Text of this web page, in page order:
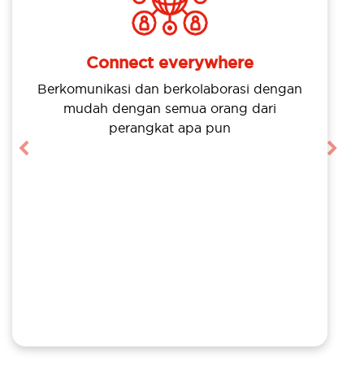
Connect everywhere
Berkomunikasi dan berkolaborasi dengan
mudah dengan semua orang dari
perangkat apa pun
Previous